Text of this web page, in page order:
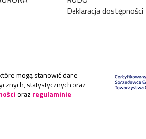
Deklaracja dostępności
mogą stanowić dane
statystycznych oraz
oraz regulaminie